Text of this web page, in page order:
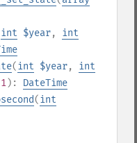
int $year, int
(int $year, int
): DateTime
(int